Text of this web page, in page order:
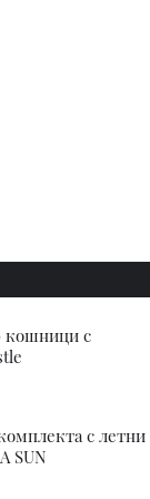
кошници с
с летни
SUN